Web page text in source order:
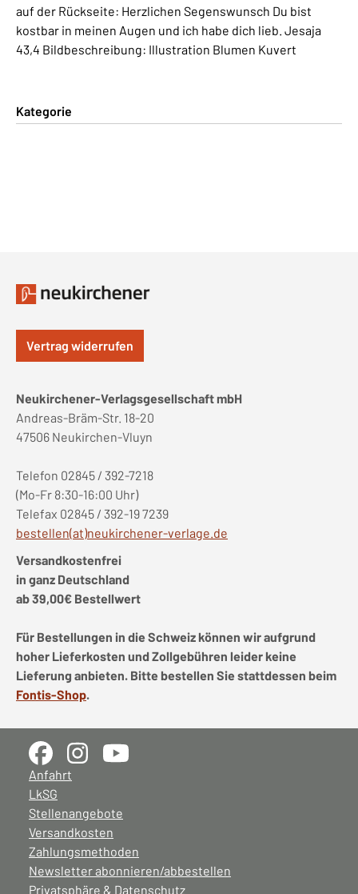
auf der Rückseite: Herzlichen Segenswunsch Du bist
kostbar in meinen Augen und ich habe dich lieb. Jesaja
43,4 Bildbeschreibung: Illustration Blumen Kuvert
Kategorie
Vertrag widerrufen
Neukirchener-Verlagsgesellschaft mbH
Andreas-Bräm-Str. 18-20
47506 Neukirchen-Vluyn
Telefon 02845 / 392-7218
(Mo-Fr 8:30-16:00 Uhr)
Telefax 02845 / 392-19 7239
bestellen(at)neukirchener-verlage.de
Versandkostenfrei
in ganz Deutschland
ab 39,00€ Bestellwert
Für Bestellungen in die Schweiz können wir aufgrund
hoher Lieferkosten und Zollgebühren leider keine
Lieferung anbieten. Bitte bestellen Sie stattdessen beim
Fontis-Shop.
Anfahrt
LkSG
Stellenangebote
Versandkosten
Zahlungsmethoden
Newsletter abonnieren/abbestellen
Privatsphäre & Datenschutz